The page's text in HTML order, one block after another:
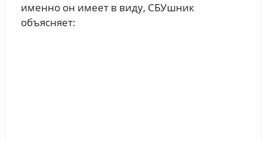
именно он имеет в виду, СБУшник
объясняет: